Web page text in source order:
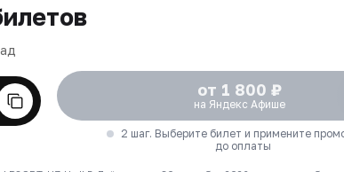
от 1 800 ₽
на Яндекс Афише
2 шаг. Выберите билет и примените
до оплаты